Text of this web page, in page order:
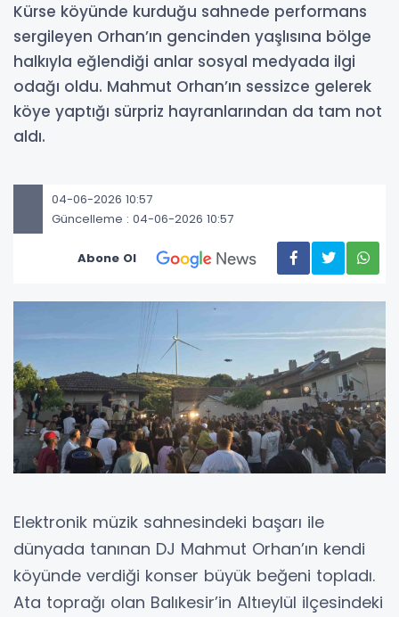
Kürse köyünde kurduğu sahnede performans
sergileyen Orhan’ın gencinden yaşlısına bölge
halkıyla eğlendiği anlar sosyal medyada ilgi
odağı oldu. Mahmut Orhan’ın sessizce gelerek
köye yaptığı sürpriz hayranlarından da tam not
aldı.
04-06-2026 10:57
Güncelleme : 04-06-2026 10:57
Abone Ol
Elektronik müzik sahnesindeki başarı ile
dünyada tanınan DJ Mahmut Orhan’ın kendi
köyünde verdiği konser büyük beğeni topladı.
Ata toprağı olan Balıkesir’in Altıeylül ilçesindeki